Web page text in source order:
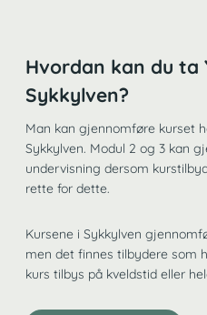
Hvordan kan du ta
Sykkylven?
Man kan gjennomføre kurset
Sykkylven. Modul 2 og 3 kan
undervisning dersom
rette for dette.
Kursene i Sykkylven
men det finnes tilbydere som
kurs tilbys på kveldstid eller